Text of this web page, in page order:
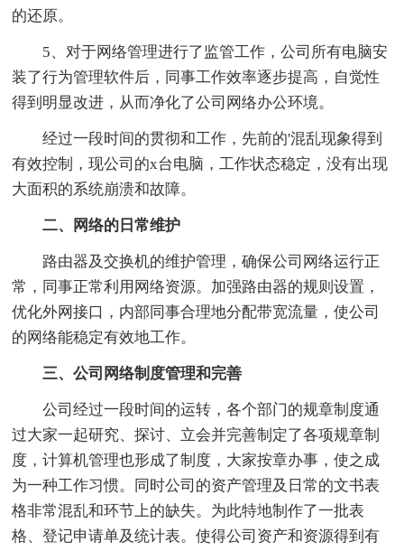
的还原。
5、对于网络管理进行了监管工作，公司所有电脑安
装了行为管理软件后，同事工作效率逐步提高，自觉性
得到明显改进，从而净化了公司网络办公环境。
经过一段时间的贯彻和工作，先前的'混乱现象得到
有效控制，现公司的x台电脑，工作状态稳定，没有出现
大面积的系统崩溃和故障。
二、网络的日常维护
路由器及交换机的维护管理，确保公司网络运行正
常，同事正常利用网络资源。加强路由器的规则设置，
优化外网接口，内部同事合理地分配带宽流量，使公司
的网络能稳定有效地工作。
三、公司网络制度管理和完善
公司经过一段时间的运转，各个部门的规章制度通
过大家一起研究、探讨、立会并完善制定了各项规章制
度，计算机管理也形成了制度，大家按章办事，使之成
为一种工作习惯。同时公司的资产管理及日常的文书表
格非常混乱和环节上的缺失。为此特地制作了一批表
格、登记申请单及统计表。使得公司资产和资源得到有